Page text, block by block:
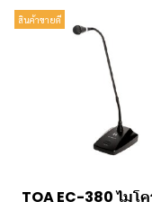
สินค้าขายดี
TOA EC-380 ไมโ